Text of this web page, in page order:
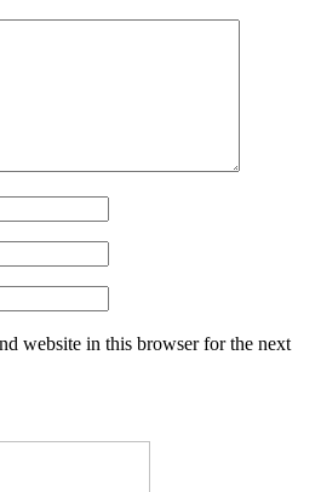
website in this browser for the next